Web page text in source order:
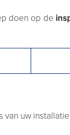
doen op de
uw